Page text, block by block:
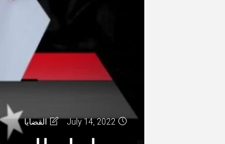
July 14, 2022 القضايا